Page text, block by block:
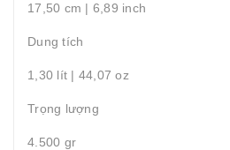
17,50 cm | 6,89 inch
Dung tích
1,30 lít | 44,07 oz
Trọng lượng
4.500 gr